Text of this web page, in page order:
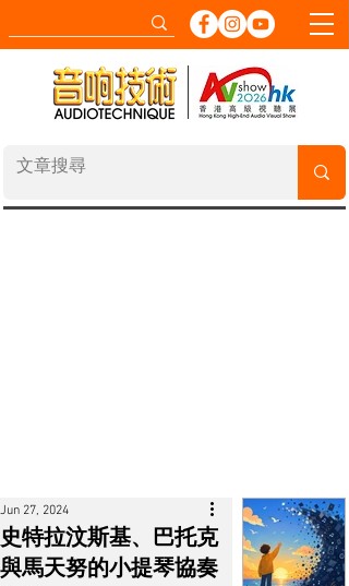
史特拉汶斯基、巴托克
與馬天努的小提琴協奏
Jun 27, 2024